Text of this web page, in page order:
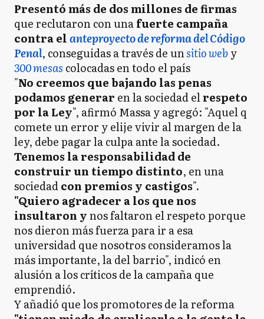
Presentó más de dos millones de firmas
que reclutaron con unafuerte campaña
contra elanteproyecto de reforma del Código
Penal, conseguidas a través de unsitio weby
300 mesas colocadas en todo el país
"No creemos que bajando las penas
podamos generar en la sociedad elrespeto
por la Ley", afirmó Massa y agregó: "Aquel q
comete un error y elije vivir al margen de la
ley, debe pagar la culpa ante la sociedad.
Tenemos la responsabilidad de
construir un tiempo distinto, en una
sociedadcon premios y castigos".
"Quiero agradecer a los que nos
insultaron ynos faltaron el respeto porque
nos dieron más fuerza para ir a esa
universidad que nosotros consideramos la
más importante, la del barrio", indicó en
alusión a los críticos de la campaña que
emprendió.
Y añadió que los promotores de la reforma